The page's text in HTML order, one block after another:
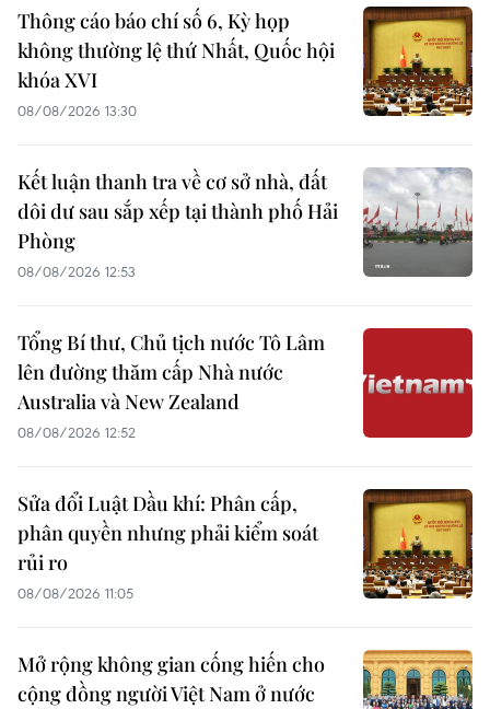
Thông cáo báo chí số 6, Kỳ họp
không thường lệ thứ Nhất, Quốc hội
khóa XVI
08/08/2026 13:30
Kết luận thanh tra về cơ sở nhà, đất
dôi dư sau sắp xếp tại thành phố Hải
Phòng
08/08/2026 12:53
Tổng Bí thư, Chủ tịch nước Tô Lâm
lên đường thăm cấp Nhà nước
Australia và New Zealand
08/08/2026 12:52
Sửa đổi Luật Dầu khí: Phân cấp,
phân quyền nhưng phải kiểm soát
rủi ro
08/08/2026 11:05
Mở rộng không gian cống hiến cho
cộng đồng người Việt Nam ở nước